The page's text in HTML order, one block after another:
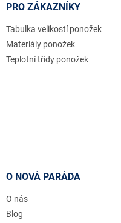
PRO ZÁKAZNÍKY
Tabulka velikostí ponožek
Materiály ponožek
Teplotní třídy ponožek
O NOVÁ PARÁDA
O nás
Blog